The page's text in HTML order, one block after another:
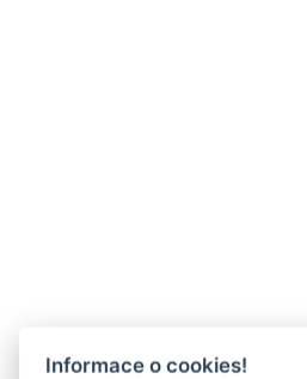
Informace o cookies!